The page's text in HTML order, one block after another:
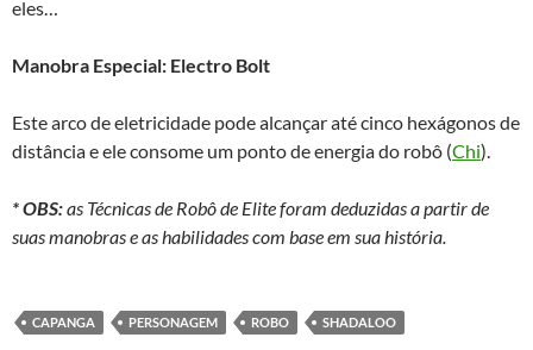
eles…
Manobra Especial: Electro Bolt
Este arco de eletricidade pode alcançar até cinco hexágonos de
distância e ele consome um ponto de energia do robô (Chi).
* OBS:as Técnicas de Robô de Elite foram deduzidas a partir de
suas manobras e as habilidades com base em sua história.
CAPANGA PERSONAGEM ROBO SHADALOO